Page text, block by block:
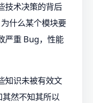
技术决策的背后
什么某个模块要
严重 Bug，性能
知识未被有效文
然不知其所以